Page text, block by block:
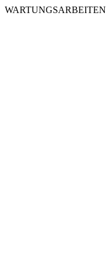
WARTUNGSARBEITEN